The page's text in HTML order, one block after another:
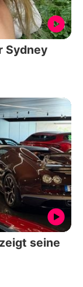
Sydney
seine